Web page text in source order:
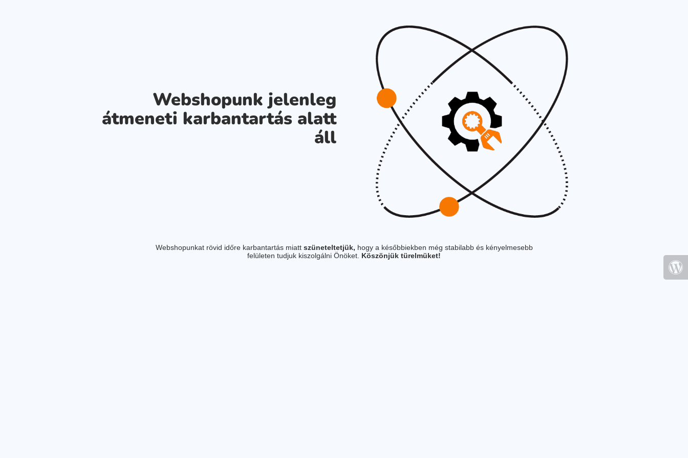
Webshopunk jelenleg
átmeneti karbantartás alatt
áll
Webshopunkat rövid időre karbantartás miatt szüneteltetjük, hogy a későbbiekben még stabilabb és kényelmesebb
felületen tudjuk kiszolgálni Önöket. Köszönjük türelmüket!